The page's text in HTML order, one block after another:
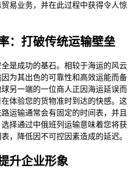
易业务，并在此过程中获得令人惊
：打破传统运输壁垒
是成功的基石。相较于海运的风云
为其出色的可靠性和高效运能而备
另一端的一位商人正因海运延误而
体验您的货物准时到达的快感。这
运输通常会有固定的时间表，并且
择通过中俄班列运输意味着您将获
，降低因不可控因素造成的延迟。
升企业形象